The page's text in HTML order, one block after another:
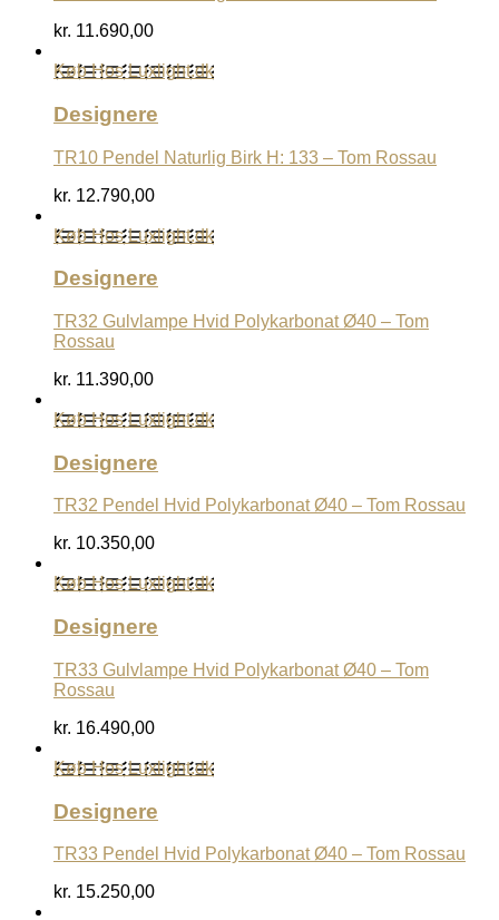
kr. 11.690,00
Køb Hos Luxlight.dk
Designere
TR10 Pendel Naturlig Birk H: 133 – Tom Rossau
kr. 12.790,00
Køb Hos Luxlight.dk
Designere
TR32 Gulvlampe Hvid Polykarbonat Ø40 – Tom
Rossau
kr. 11.390,00
Køb Hos Luxlight.dk
Designere
TR32 Pendel Hvid Polykarbonat Ø40 – Tom Rossau
kr. 10.350,00
Køb Hos Luxlight.dk
Designere
TR33 Gulvlampe Hvid Polykarbonat Ø40 – Tom
Rossau
kr. 16.490,00
Køb Hos Luxlight.dk
Designere
TR33 Pendel Hvid Polykarbonat Ø40 – Tom Rossau
kr. 15.250,00